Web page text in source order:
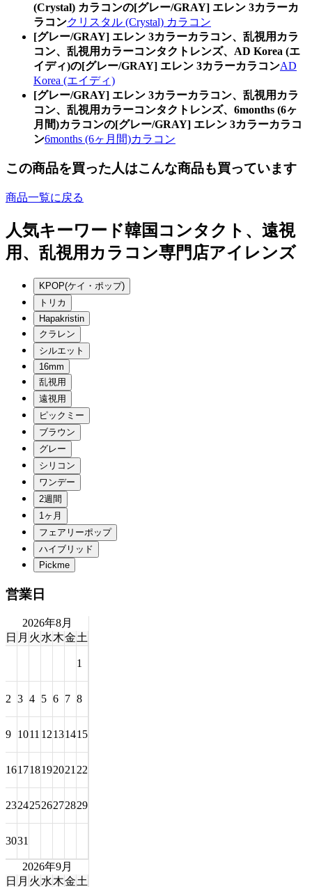
(Crystal) カラコンの[グレー/GRAY] エレン 3カラーカ
ラコンクリスタル (Crystal) カラコン
[グレー/GRAY] エレン 3カラーカラコン、乱視用カラ
コン、乱視用カラーコンタクトレンズ、AD Korea (エ
イディ)の[グレー/GRAY] エレン 3カラーカラコンAD
Korea (エイディ)
[グレー/GRAY] エレン 3カラーカラコン、乱視用カラ
コン、乱視用カラーコンタクトレンズ、6months (6ヶ
月間)カラコンの[グレー/GRAY] エレン 3カラーカラコ
ン6months (6ヶ月間)カラコン
この商品を買った人はこんな商品も買っています
商品一覧に戻る
人気キーワード韓国コンタクト、遠視
用、乱視用カラコン専門店アイレンズ
営業日
2026年8月
日 月 火 水木金土
1
2 3 4 5 6 7 8
9 1011 12131415
161718192021 22
23242526272829
3031
2026年9月
日 月 火 水木金土